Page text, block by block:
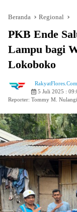
Beranda Regional
PKB Ende
Lampu bagi
Lokoboko
RakyatFlores.Com
5 Juli 2025 :
Reporter: Tommy M. Nulangi